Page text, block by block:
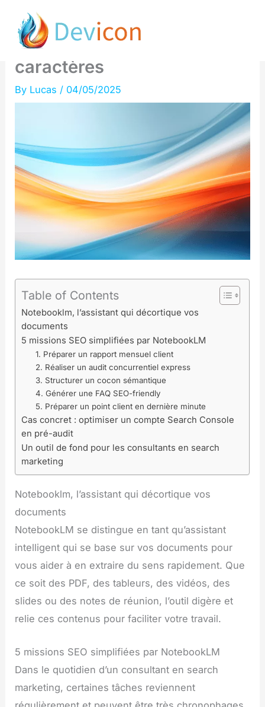
content
Benchmark, reporting, FAQ
automatisés en moins de 80
caractères
By Lucas / 04/05/2025
Table of Contents
Notebooklm, l’assistant qui décortique vos
documents
5 missions SEO simplifiées par NotebookLM
1. Préparer un rapport mensuel client
2. Réaliser un audit concurrentiel express
3. Structurer un cocon sémantique
4. Générer une FAQ SEO-friendly
5. Préparer un point client en dernière minute
Cas concret : optimiser un compte Search Console
en pré-audit
Un outil de fond pour les consultants en search
marketing
Notebooklm, l’assistant qui décortique vos
documents
NotebookLM se distingue en tant qu’assistant
intelligent qui se base sur vos documents pour
vous aider à en extraire du sens rapidement. Que
ce soit des PDF, des tableurs, des vidéos, des
slides ou des notes de réunion, l’outil digère et
relie ces contenus pour faciliter votre travail.
5 missions SEO simplifiées par NotebookLM
Dans le quotidien d’un consultant en search
marketing, certaines tâches reviennent